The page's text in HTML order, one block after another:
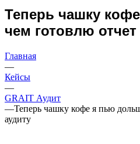
Теперь чашку
чем готовлю
Главная
—
Кейсы
—
GRAIT Аудит
—Теперь чашку кофе я пью
аудиту